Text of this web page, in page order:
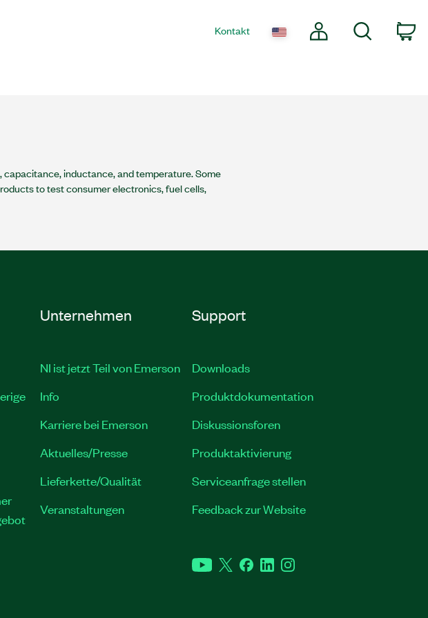
Kontakt Mein Konto Suche
inductance, and temperature. Some
to test consumer electronics, fuel cells,
Unternehmen
NI ist jetzt Teil von Emerson
Info
Karriere bei Emerson
Aktuelles/Presse
Lieferkette/Qualität
Veranstaltungen
Support
Downloads
Produktdokumentation
Diskussionsforen
Produktaktivierung
Serviceanfrage stellen
Feedback zur Website
YouTubeTwitterFacebookLinkedInInstagram